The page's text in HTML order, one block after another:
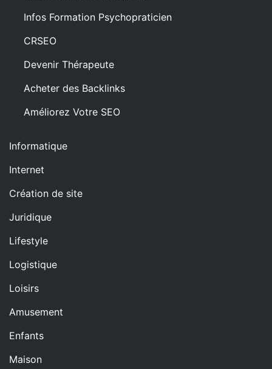
Infos Formation Psychopraticien
CRSEO
Devenir Thérapeute
Acheter des Backlinks
Améliorez Votre SEO
Informatique
Internet
Création de site
Juridique
Lifestyle
Logistique
Loisirs
Amusement
Enfants
Maison